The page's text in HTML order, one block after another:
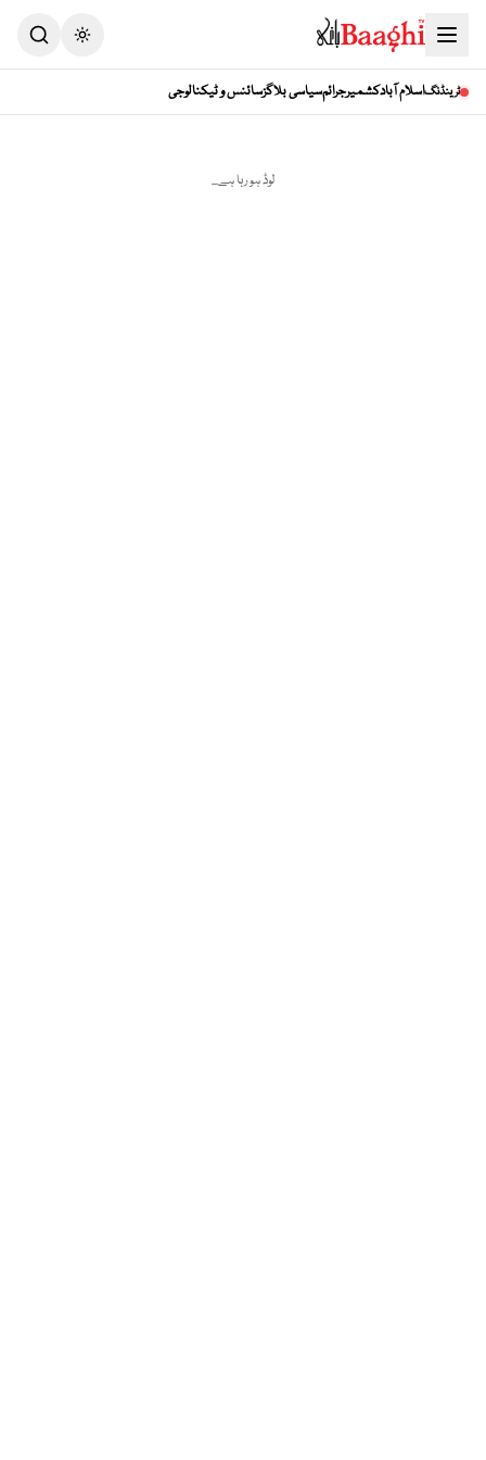
Toggle theme
ٹرینڈنگاسلام آبادکشمیرجرائمسیاسی بلاگزسائنس و ٹیکنالوجی
لوڈ ہو رہا ہے...